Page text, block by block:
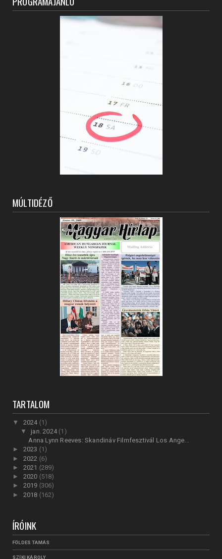
MÚLTIDÉZŐ
TARTALOM
▼ 2024 (1)
▼ jan. 2024 (1)
Anna Lynn Reeves: Skandináv Filmfesztivál Los Ange...
► 2023 (1)
► 2022 (6)
► 2021 (289)
► 2020 (518)
► 2019 (306)
► 2018 (162)
ÍRÓINK
FÖLDES TAMÁS
SZÍKI KÁROLY